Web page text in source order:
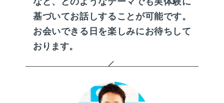
基づいてお話しすることが可能です。
お会いできる日を楽しみにお待ちして
おります。